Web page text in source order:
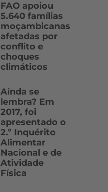
FAO apoiou
5.640 famílias
moçambicanas
afetadas por
conflito e
choques
climáticos
Ainda se
lembra? Em
2017, foi
apresentado o
2.º Inquérito
Alimentar
Nacional e de
Atividade
Física